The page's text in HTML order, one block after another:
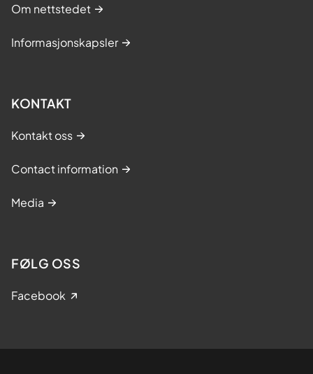
Om nettstedet
Informasjonskapsler
KONTAKT
Kontakt oss
Contact information
Media
FØLG OSS
Facebook